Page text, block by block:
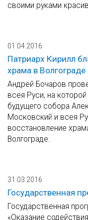
своими руками
01.04.2016
Патриарх Кирилл
храма в Волгограде
Андрей Бочаров
всея Руси, на
будущего собора
Московский и всея
восстановление
Волгограде.
31.03.2016
Государственная
Государственная
«Оказание